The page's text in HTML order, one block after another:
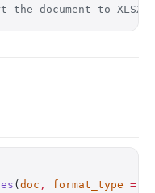
the document to XLSX
( doc , format_type =